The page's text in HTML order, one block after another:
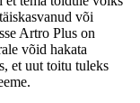
või
Artro Plus on
võid hakata
et uut toitu tuleks